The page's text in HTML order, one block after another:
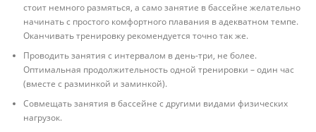
стоит немного размяться, а само занятие в бассейне желательно
начинать с простого комфортного плавания в адекватном темпе.
Оканчивать тренировку рекомендуется точно так же.
Проводить занятия с интервалом в день-три, не более.
Оптимальная продолжительность одной тренировки – один час
(вместе с разминкой и заминкой).
Совмещать занятия в бассейне с другими видами физических
нагрузок.